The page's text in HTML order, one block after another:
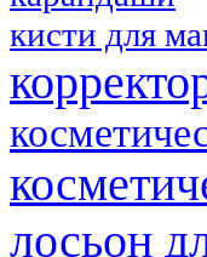
кисти для
лосьон